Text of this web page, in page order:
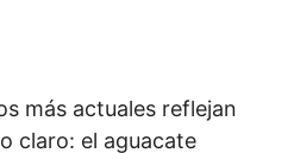
más actuales reflejan
claro: el aguacate